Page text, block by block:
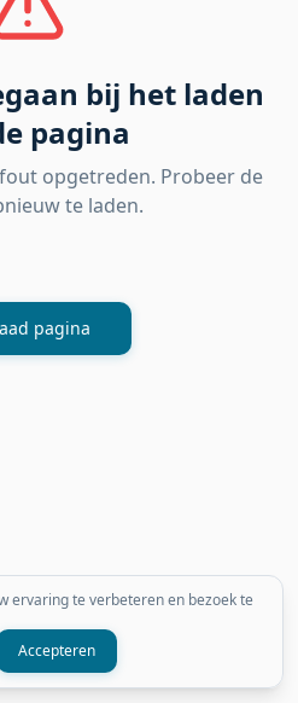
ervaring te verbeteren en bezoek te
Accepteren
bij het laden
pagina
opgetreden. Probeer de
te laden.
pagina